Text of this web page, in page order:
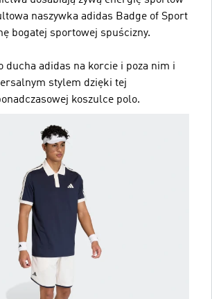
naszywka adidas Badge of Sport
bogatej sportowej spuścizny.
ducha adidas na korcie i poza nim i
stylem dzięki tej
koszulce polo.